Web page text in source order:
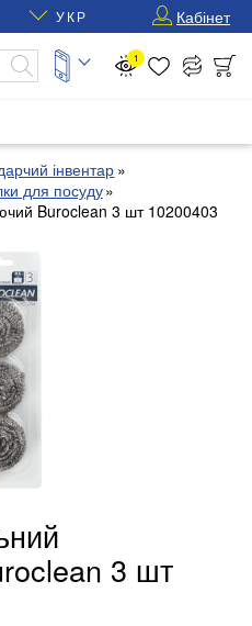
УКР Кабінет
1
інвентар
для посуду
Buroclean 3 шт 10200403
3 шт